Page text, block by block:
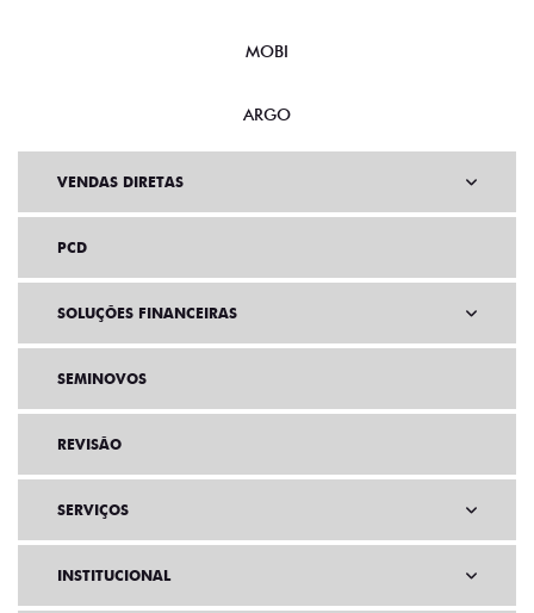
MOBI
ARGO
VENDAS DIRETAS
PCD
SOLUÇÕES FINANCEIRAS
SEMINOVOS
REVISÃO
SERVIÇOS
INSTITUCIONAL